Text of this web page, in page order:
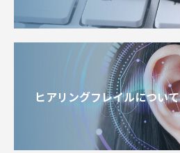
ヒアリングフレイルについて